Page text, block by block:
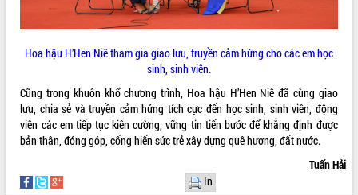
Lễ phát động chuỗi hoạt động chung
tay làm sạch môi trường
Xã Ea Kar bước chuyển mình trong
công tác cải cách hành chính mô hình
UBND tỉnh họp báo định kỳ tháng 4
năm 2026
Hội thảo khoa học “Giải pháp thúc đẩy
phát triển nền kinh tế xanh tại tỉnh
Tăng cường giám sát, đôn đốc thực
Hoa hậu H’Hen Niê tham gia giao lưu, truyền cảm hứng cho các em học
sinh, sinh viên.
Cũng trong khuôn khổ chương trình, Hoa hậu H’Hen Niê đã cùng giao
lưu, chia sẻ và truyền cảm hứng tích cực đến học sinh, sinh viên, động
viên các em tiếp tục kiên cường, vững tin tiến bước để khẳng định được
bản thân, đóng góp, cống hiến sức trẻ xây dựng quê hương, đất nước.
Tuấn Hải
In